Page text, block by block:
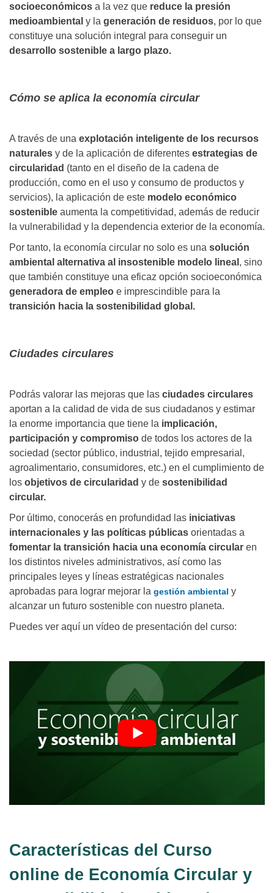
socioeconómicos a la vez que reduce la presión
medioambiental y la generación de residuos, por lo que
constituye una solución integral para conseguir un
desarrollo sostenible a largo plazo.
Cómo se aplica la economía circular
A través de una explotación inteligente de los recursos
naturales y de la aplicación de diferentes estrategias de
circularidad (tanto en el diseño de la cadena de
producción, como en el uso y consumo de productos y
servicios), la aplicación de este modelo económico
sostenible aumenta la competitividad, además de reducir
la vulnerabilidad y la dependencia exterior de la economía.
Por tanto, la economía circular no solo es una solución
ambiental alternativa al insostenible modelo lineal , sino
que también constituye una eficaz opción socioeconómica
generadora de empleo e imprescindible para la
transición hacia la sostenibilidad global.
Ciudades circulares
Podrás valorar las mejoras que las ciudades circulares
aportan a la calidad de vida de sus ciudadanos y estimar
la enorme importancia que tiene la implicación,
participación y compromiso de todos los actores de la
sociedad (sector público, industrial, tejido empresarial,
agroalimentario, consumidores, etc.) en el cumplimiento de
los objetivos de circularidad y de sostenibilidad
circular.
Por último, conocerás en profundidad las iniciativas
internacionales y las políticas públicas orientadas a
fomentar la transición hacia una economía circular en
los distintos niveles administrativos, así como las
principales leyes y líneas estratégicas nacionales
aprobadas para lograr mejorar la gestión ambiental y
alcanzar un futuro sostenible con nuestro planeta.
Puedes ver aquí un vídeo de presentación del curso:
Características del Curso
online de Economía Circular y